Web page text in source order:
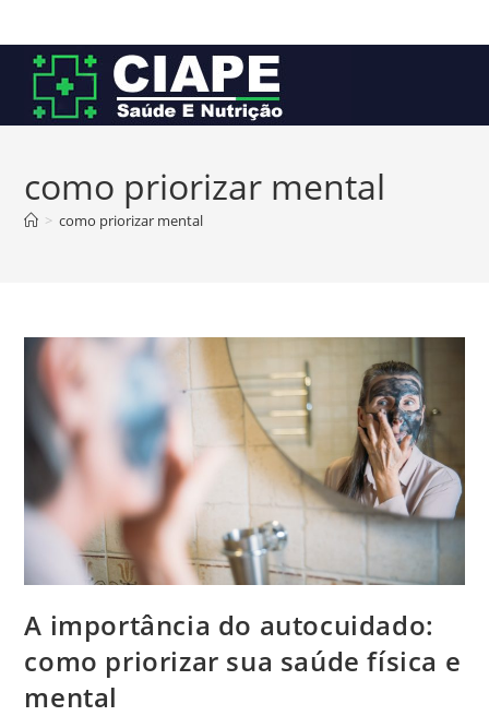
para
conteúdo
como priorizar mental
> como priorizar mental
A importância do autocuidado:
como priorizar sua saúde física e
mental